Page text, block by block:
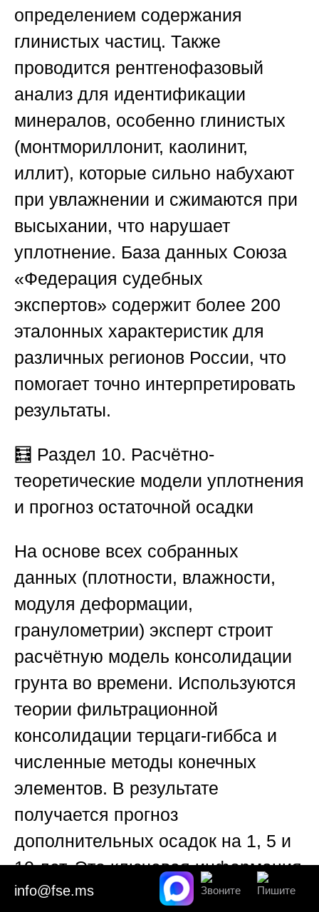
определением содержания
глинистых частиц. Также
проводится рентгенофазовый
анализ для идентификации
минералов, особенно глинистых
(монтмориллонит, каолинит,
иллит), которые сильно набухают
при увлажнении и сжимаются при
высыхании, что нарушает
уплотнение. База данных Союза
«Федерация судебных
экспертов» содержит более 200
эталонных характеристик для
различных регионов России, что
помогает точно интерпретировать
результаты.
🧮 Раздел 10. Расчётно-
теоретические модели уплотнения
и прогноз остаточной осадки
На основе всех собранных
данных (плотности, влажности,
модуля деформации,
гранулометрии) эксперт строит
расчётную модель консолидации
грунта во времени. Используются
теории фильтрационной
консолидации терцаги-гиббса и
численные методы конечных
элементов. В результате
получается прогноз
дополнительных осадок на 1, 5 и
10 лет. Это ключевая информация
для проектировщиков и
info@fse.ms